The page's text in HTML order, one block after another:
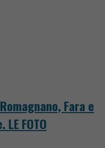
Fara e
FOTO